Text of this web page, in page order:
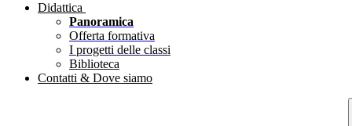
Didattica
Panoramica
Offerta formativa
I progetti delle classi
Biblioteca
Contatti & Dove siamo